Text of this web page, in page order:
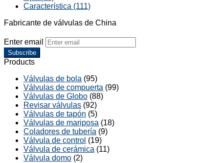
Característica (111)
Fabricante de válvulas de China
Enter email
Subscribe
Products
Válvulas de bola (95)
Válvulas de compuerta (99)
Válvulas de Globo (88)
Revisar válvulas (92)
Válvulas de tapón (5)
Válvulas de mariposa (18)
Coladores de tubería (9)
Válvula de control (19)
Válvula de cerámica (11)
Válvula domo (2)